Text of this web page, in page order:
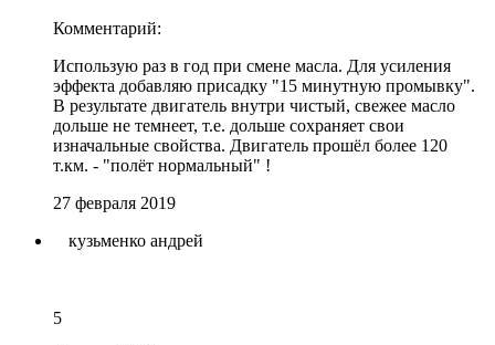
Комментарий:
Использую раз в год при смене масла. Для усиления
эффекта добавляю присадку "15 минутную промывку".
В результате двигатель внутри чистый, свежее масло
дольше не темнеет, т.е. дольше сохраняет свои
изначальные свойства. Двигатель прошёл более 120
т.км. - "полёт нормальный" !
27 февраля 2019
кузьменко андрей
5